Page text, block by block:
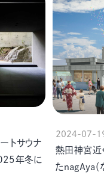
トサウナ
年冬に
2024-07-
熱田神宮近
たnagAya（